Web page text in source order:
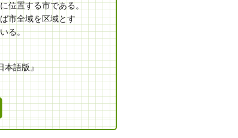
位置する市である。
市全域を区域とす
る。
本語版』